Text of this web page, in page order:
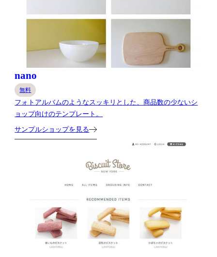
nano
無料
フォトアルバムのようなスッキリとした、商品数の少ないシ
ョップ向けのテンプレート。
サンプルショップを見る